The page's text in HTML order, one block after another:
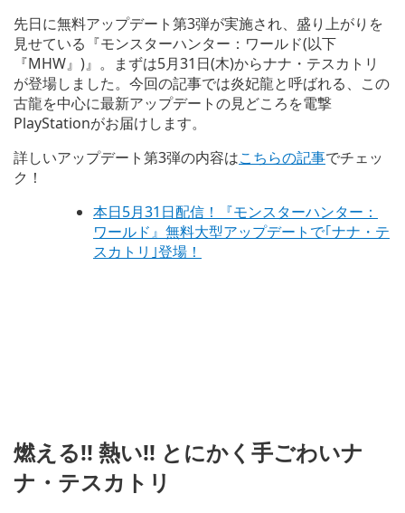
先日に無料アップデート第3弾が実施され、盛り上がりを
見せている『モンスターハンター：ワールド(以下
『MHW』)』。まずは5月31日(木)からナナ・テスカトリ
が登場しました。今回の記事では炎妃龍と呼ばれる、この
古龍を中心に最新アップデートの見どころを電撃
PlayStationがお届けします。
詳しいアップデート第3弾の内容はこちらの記事でチェッ
ク！
本日5月31日配信！『モンスターハンター：
ワールド』無料大型アップデートで｢ナナ・テ
スカトリ｣登場！
燃える!! 熱い!! とにかく手ごわいナ
ナ・テスカトリ